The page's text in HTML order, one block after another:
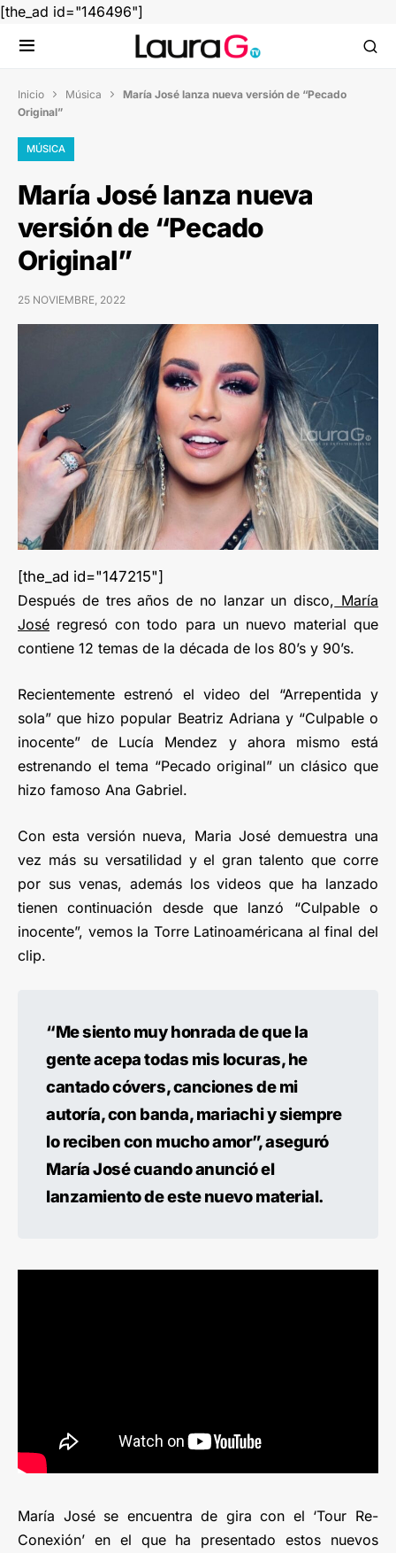
[the_ad id="146496"]
Inicio  Música  María José lanza nueva versión de “Pecado
Original”
MÚSICA
María José lanza nueva
versión de “Pecado
Original”
25 NOVIEMBRE, 2022
[the_ad id="147215"]
Después de tres años de no lanzar un disco, María
José regresó con todo para un nuevo material que
contiene 12 temas de la década de los 80’s y 90’s.
Recientemente estrenó el video del “Arrepentida y
sola” que hizo popular Beatriz Adriana y “Culpable o
inocente” de Lucía Mendez y ahora mismo está
estrenando el tema “Pecado original” un clásico que
hizo famoso Ana Gabriel.
Con esta versión nueva, Maria José demuestra una
vez más su versatilidad y el gran talento que corre
por sus venas, además los videos que ha lanzado
tienen continuación desde que lanzó “Culpable o
inocente”, vemos la Torre Latinoaméricana al final del
clip.
“Me siento muy honrada de que la
gente acepa todas mis locuras, he
cantado cóvers, canciones de mi
autoría, con banda, mariachi y siempre
lo reciben con mucho amor”, aseguró
María José cuando anunció el
lanzamiento de este nuevo material.
María José se encuentra de gira con el ‘Tour Re-
Conexión’ en el que ha presentado estos nuevos